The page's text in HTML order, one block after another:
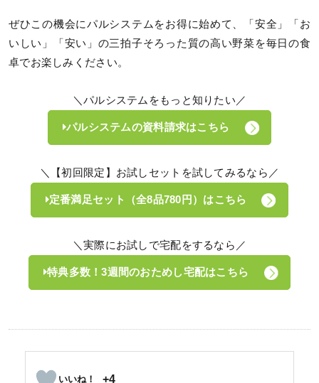
ぜひこの機会にパルシステムをお得に始めて、「安全」「お
いしい」「安い」の三拍子そろった質の高い野菜を毎日の食
卓でお楽しみください。
＼パルシステムをもっと知りたい／
パルシステムの資料請求はこちら
＼【初回限定】お試しセットを試してみるなら／
定番満足セット（全8品780円）はこちら
＼実際にお試しで宅配をするなら／
特典多数！3週間のおためし宅配はこちら
+4